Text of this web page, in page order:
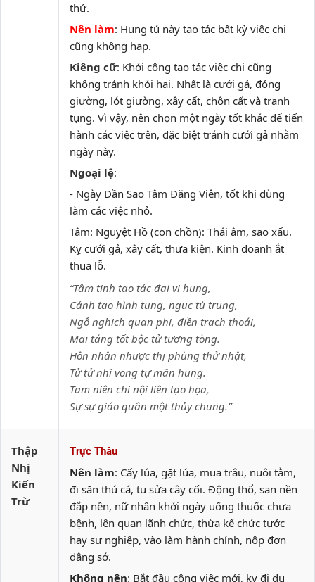
thứ.
Nên làm: Hung tú này tạo tác bất kỳ việc chi
cũng không hạp.
Kiêng cữ: Khởi công tạo tác việc chi cũng
không tránh khỏi hại. Nhất là cưới gả, đóng
giường, lót giường, xây cất, chôn cất và tranh
tụng. Vì vậy, nên chọn một ngày tốt khác để tiến
hành các việc trên, đặc biệt tránh cưới gả nhằm
ngày này.
Ngoại lệ:
- Ngày Dần Sao Tâm Đăng Viên, tốt khi dùng
làm các việc nhỏ.
Tâm: Nguyệt Hồ (con chồn): Thái âm, sao xấu.
Kỵ cưới gả, xây cất, thưa kiện. Kinh doanh ắt
thua lỗ.
“Tâm tinh tạo tác đại vi hung,
Cánh tao hình tụng, ngục tù trung,
Ngỗ nghịch quan phi, điền trạch thoái,
Mai táng tốt bộc tử tương tòng.
Hôn nhân nhược thị phùng thử nhật,
Tử tử nhi vong tự mãn hung.
Tam niên chi nội liên tạo họa,
Sự sự giáo quân một thủy chung.”
Thập
Nhị
Kiến
Trừ
Trực Thâu
Nên làm: Cấy lúa, gặt lúa, mua trâu, nuôi tằm,
đi săn thú cá, tu sửa cây cối. Động thổ, san nền
đắp nền, nữ nhân khởi ngày uống thuốc chưa
bệnh, lên quan lãnh chức, thừa kế chức tước
hay sự nghiệp, vào làm hành chính, nộp đơn
dâng sớ.
Không nên: Bắt đầu công việc mới, kỵ đi du